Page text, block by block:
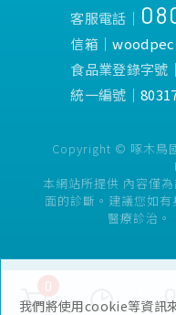
我們將使用cookie等資訊
客服電話│
信箱│
食品業登錄字
統一編號│
Copyright © 啄木鳥
本網站所提供 內容僅
面的診斷。建議您如
醫療診治。
0